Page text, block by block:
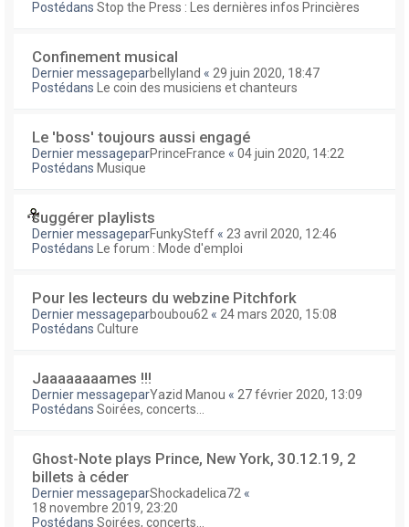
Postédans Stop the Press : Les dernières infos Princières
Confinement musical
Dernier messageparbellyland « 29 juin 2020, 18:47
Postédans
Le coin des musiciens et chanteurs
Le 'boss' toujours aussi engagé
Dernier messageparPrinceFrance « 04 juin 2020, 14:22
Postédans Musique
suggérer playlists
Dernier messageparFunkySteff « 23 avril 2020, 12:46
Postédans
Le forum : Mode d'emploi
Pour les lecteurs du webzine Pitchfork
Dernier messageparboubou62 « 24 mars 2020, 15:08
Postédans Culture
Jaaaaaaaames !!!
Dernier messageparYazid Manou « 27 février 2020, 13:09
Postédans Soirées, concerts...
Ghost-Note plays Prince, New York, 30.12.19, 2
billets à céder
Dernier messageparShockadelica72 «
18 novembre 2019, 23:20
Postédans Soirées, concerts...